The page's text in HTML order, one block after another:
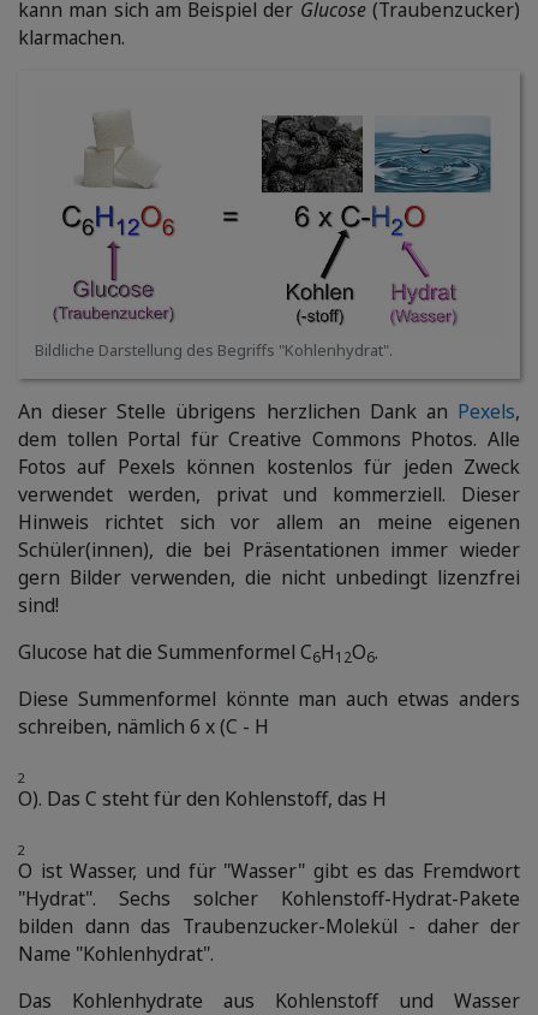
kann man sich am Beispiel der Glucose(Traubenzucker)
klarmachen.
Bildliche Darstellung des Begriffs "Kohlenhydrat".
An dieser Stelle übrigens herzlichen Dank an Pexels,
dem tollen Portal für Creative Commons Photos. Alle
Fotos auf Pexels können kostenlos für jeden Zweck
verwendet werden, privat und kommerziell. Dieser
Hinweis richtet sich vor allem an meine eigenen
Schüler(innen), die bei Präsentationen immer wieder
gern Bilder verwenden, die nicht unbedingt lizenzfrei
sind!
Glucose hat die Summenformel C6H12O6.
Diese Summenformel könnte man auch etwas anders
schreiben, nämlich 6 x (C - H
2
O). Das C steht für den Kohlenstoff, das H
2
O ist Wasser, und für "Wasser" gibt es das Fremdwort
"Hydrat". Sechs solcher Kohlenstoff-Hydrat-Pakete
bilden dann das Traubenzucker-Molekül - daher der
Name "Kohlenhydrat".
Das Kohlenhydrate aus Kohlenstoff und Wasser